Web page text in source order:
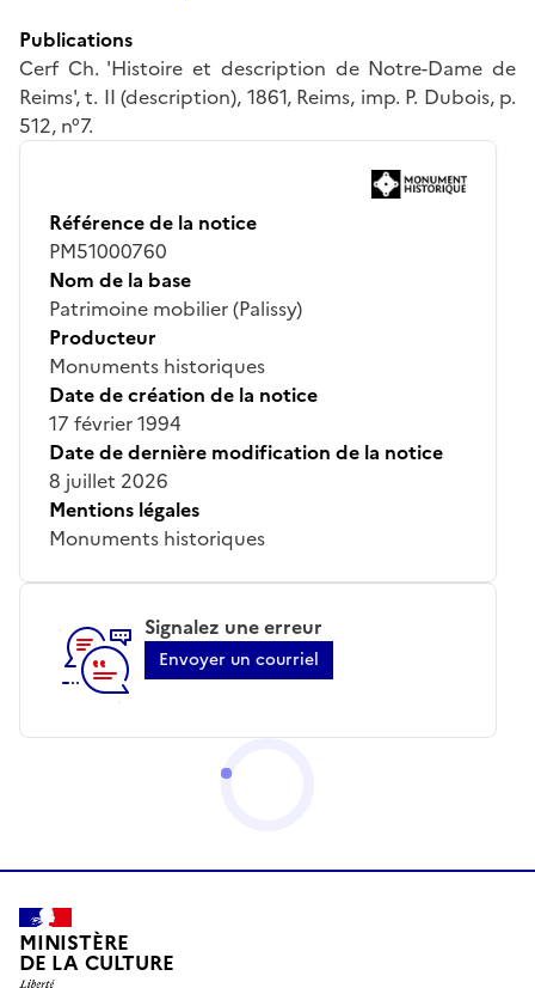
Publications
Cerf Ch. 'Histoire et description de Notre-Dame de
Reims', t. II (description), 1861, Reims, imp. P. Dubois, p.
512, n°7.
Référence de la notice
PM51000760
Nom de la base
Patrimoine mobilier (Palissy)
Producteur
Monuments historiques
Date de création de la notice
17 février 1994
Date de dernière modification de la notice
8 juillet 2026
Mentions légales
Monuments historiques
Signalez une erreur
Envoyer un courriel
MINISTÈRE
DE LA CULTURE